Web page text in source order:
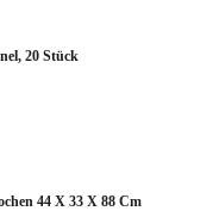
20 Stück
44 X 33 X 88 Cm